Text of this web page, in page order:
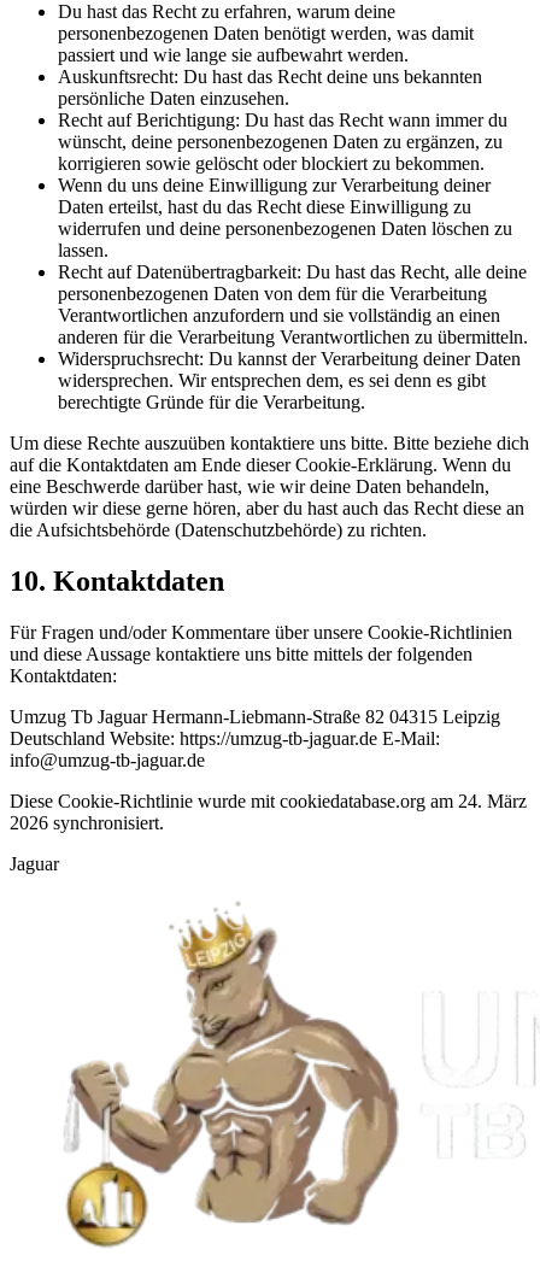
Du hast das Recht zu erfahren, warum deine
personenbezogenen Daten benötigt werden, was damit
passiert und wie lange sie aufbewahrt werden.
Auskunftsrecht: Du hast das Recht deine uns bekannten
persönliche Daten einzusehen.
Recht auf Berichtigung: Du hast das Recht wann immer du
wünscht, deine personenbezogenen Daten zu ergänzen, zu
korrigieren sowie gelöscht oder blockiert zu bekommen.
Wenn du uns deine Einwilligung zur Verarbeitung deiner
Daten erteilst, hast du das Recht diese Einwilligung zu
widerrufen und deine personenbezogenen Daten löschen zu
lassen.
Recht auf Datenübertragbarkeit: Du hast das Recht, alle deine
personenbezogenen Daten von dem für die Verarbeitung
Verantwortlichen anzufordern und sie vollständig an einen
anderen für die Verarbeitung Verantwortlichen zu übermitteln.
Widerspruchsrecht: Du kannst der Verarbeitung deiner Daten
widersprechen. Wir entsprechen dem, es sei denn es gibt
berechtigte Gründe für die Verarbeitung.
Um diese Rechte auszuüben kontaktiere uns bitte. Bitte beziehe dich
auf die Kontaktdaten am Ende dieser Cookie-Erklärung. Wenn du
eine Beschwerde darüber hast, wie wir deine Daten behandeln,
würden wir diese gerne hören, aber du hast auch das Recht diese an
die Aufsichtsbehörde (Datenschutzbehörde) zu richten.
10. Kontaktdaten
Für Fragen und/oder Kommentare über unsere Cookie-Richtlinien
und diese Aussage kontaktiere uns bitte mittels der folgenden
Kontaktdaten:
Umzug Tb Jaguar Hermann-Liebmann-Straße 82 04315 Leipzig
Deutschland Website: https://umzug-tb-jaguar.de E-Mail:
info@umzug-tb-jaguar.de
Diese Cookie-Richtlinie wurde mit cookiedatabase.org am 24. März
2026 synchronisiert.
Jaguar